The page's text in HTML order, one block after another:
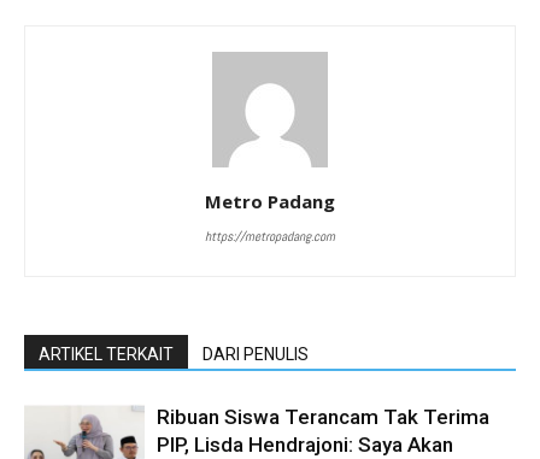
Metro Padang
https://metropadang.com
ARTIKEL TERKAIT DARI PENULIS
Ribuan Siswa Terancam Tak Terima
PIP, Lisda Hendrajoni: Saya Akan